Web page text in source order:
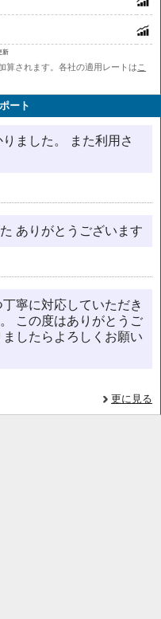
新
算されます。各社の適用レートは こ
ート
ました。 また利用さ
ありがとうございます
寧に対応していただき
この度はありがとうご
したらよろしくお願い
更に見る